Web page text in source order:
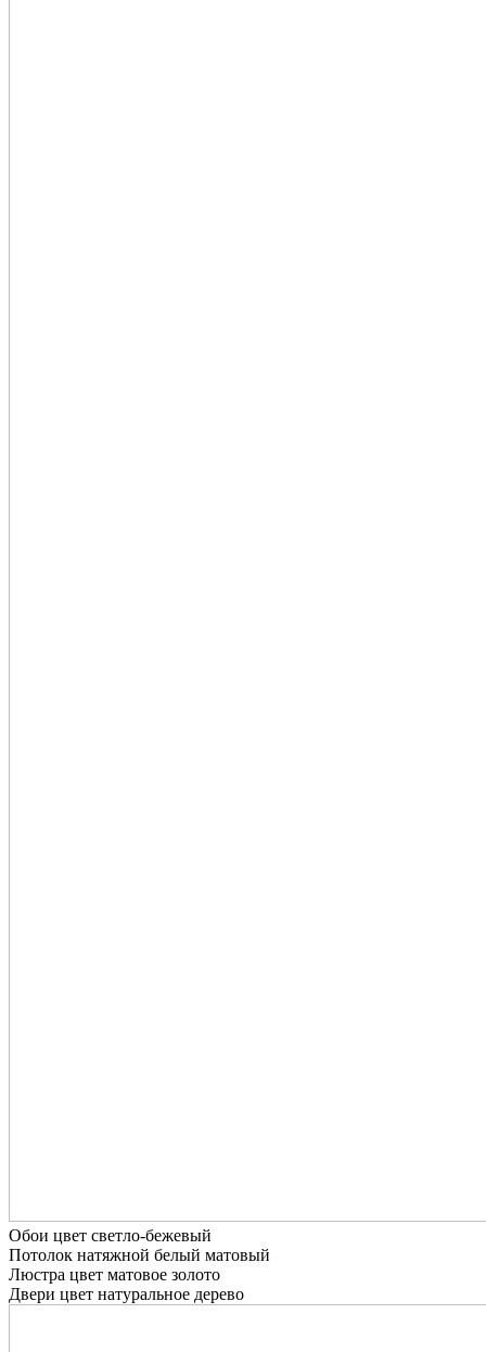
Обои цвет светло-бежевый
Потолок натяжной белый матовый
Люстра цвет матовое золото
Двери цвет натуральное дерево